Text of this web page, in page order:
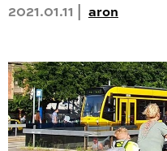
2021.01.11 | aron